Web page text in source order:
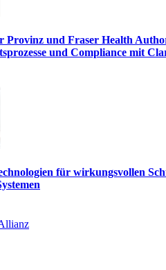
Provinz und Fraser Health
und Compliance mit
für wirkungsvollen